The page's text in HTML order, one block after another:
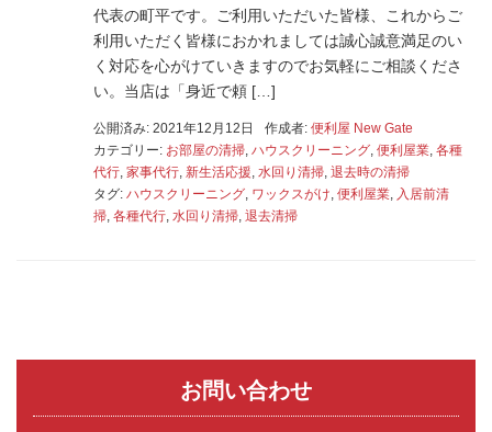
代表の町平です。ご利用いただいた皆様、これからご
利用いただく皆様におかれましては誠心誠意満足のい
く対応を心がけていきますのでお気軽にご相談くださ
い。当店は「身近で頼 […]
公開済み: 2021年12月12日 作成者: 便利屋 New Gate
カテゴリー: お部屋の清掃 ハウスクリーニング 便利屋業 各種
代行 家事代行 新生活応援 水回り清掃 退去時の清掃
タグ: ハウスクリーニング ワックスがけ 便利屋業
入居前清
掃 各種代行 水回り清掃 退去清掃
お問い合わせ